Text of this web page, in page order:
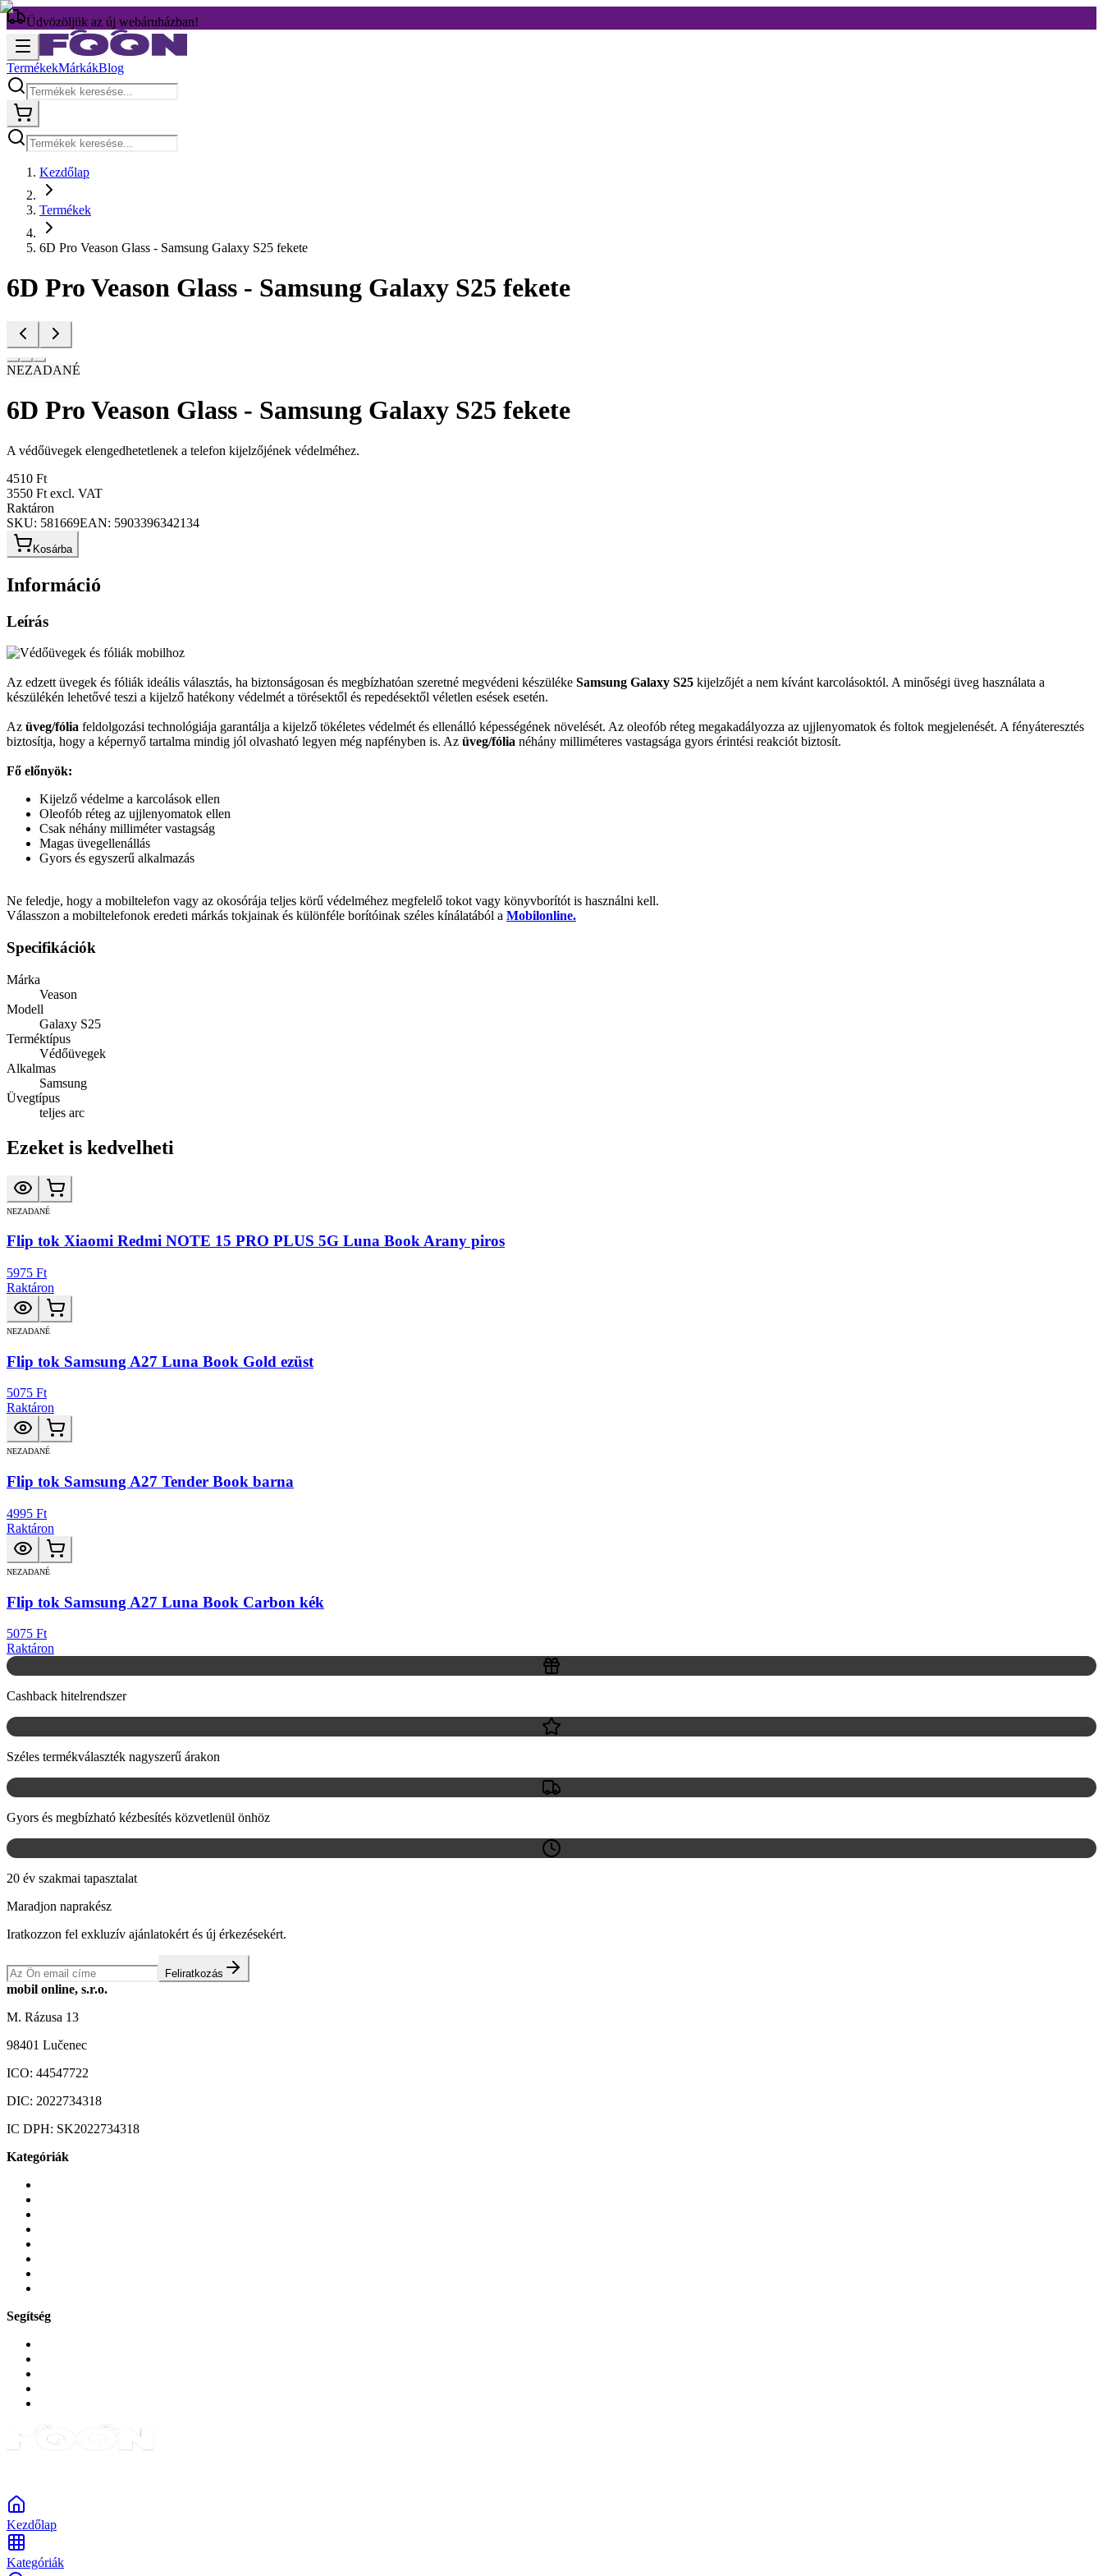
Üdvözöljük az új webáruházban!
TermékekMárkákBlog
Kezdőlap
Termékek
6D Pro Veason Glass - Samsung Galaxy S25 fekete
6D Pro Veason Glass - Samsung Galaxy S25 fekete
NEZADANÉ
6D Pro Veason Glass - Samsung Galaxy S25 fekete
A védőüvegek elengedhetetlenek a telefon kijelzőjének védelméhez.
4510 Ft
3550 Ft excl. VAT
Raktáron
SKU: 581669EAN: 5903396342134
Kosárba
Információ
Leírás
Az edzett üvegek és fóliák ideális választás, ha biztonságosan és megbízhatóan szeretné megvédeni készüléke Samsung Galaxy S25 kijelzőjét a nem kívánt karcolásoktól. A minőségi üveg használata a
készülékén lehetővé teszi a kijelző hatékony védelmét a törésektől és repedésektől véletlen esések esetén.
Az üveg/fólia feldolgozási technológiája garantálja a kijelző tökéletes védelmét és ellenálló képességének növelését. Az oleofób réteg megakadályozza az ujjlenyomatok és foltok megjelenését. A fényáteresztés
biztosítja, hogy a képernyő tartalma mindig jól olvasható legyen még napfényben is. Az üveg/fólia néhány milliméteres vastagsága gyors érintési reakciót biztosít.
Fő előnyök:
Kijelző védelme a karcolások ellen
Oleofób réteg az ujjlenyomatok ellen
Csak néhány milliméter vastagság
Magas üvegellenállás
Gyors és egyszerű alkalmazás
Ne feledje, hogy a mobiltelefon vagy az okosórája teljes körű védelméhez megfelelő tokot vagy könyvborítót is használni kell.
Válasszon a mobiltelefonok eredeti márkás tokjainak és különféle borítóinak széles kínálatából a Mobilonline.
Specifikációk
Márka
Veason
Modell
Galaxy S25
Terméktípus
Védőüvegek
Alkalmas
Samsung
Üvegtípus
teljes arc
Ezeket is kedvelheti
NEZADANÉ
Flip tok Xiaomi Redmi NOTE 15 PRO PLUS 5G Luna Book Arany piros
5975 Ft
Raktáron
NEZADANÉ
Flip tok Samsung A27 Luna Book Gold ezüst
5075 Ft
Raktáron
NEZADANÉ
Flip tok Samsung A27 Tender Book barna
4995 Ft
Raktáron
NEZADANÉ
Flip tok Samsung A27 Luna Book Carbon kék
5075 Ft
Raktáron
Cashback hitelrendszer
Széles termékválaszték nagyszerű árakon
Gyors és megbízható kézbesítés közvetlenül önhöz
20 év szakmai tapasztalat
Maradjon naprakész
Iratkozzon fel exkluzív ajánlatokért és új érkezésekért.
Feliratkozás
mobil online, s.r.o.
M. Rázusa 13
98401 Lučenec
ICO: 44547722
DIC: 2022734318
IC DPH: SK2022734318
Kategóriák
Segítség
Kezdőlap
Kategóriák